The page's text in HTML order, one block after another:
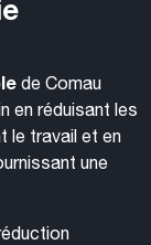
de Comau
en réduisant les
le travail et en
une